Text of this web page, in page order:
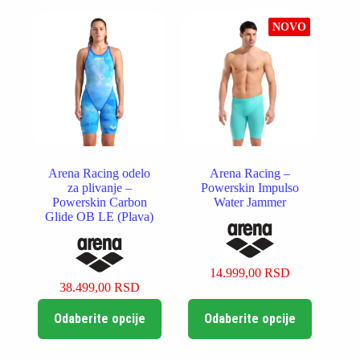
mogu
biti
izabrane
na
stranici
proizvoda.
mogu
biti
izabrane
na
stranici
proizvoda.
Arena Racing odelo
za plivanje –
Powerskin Carbon
Glide OB LE (Plava)
38.499,00 RSD
Odaberite opcije
proizvod
NOVO
Arena Racing –
Powerskin Impulso
Water Jammer
14.999,00 RSD
Odaberite opcije
proizvod